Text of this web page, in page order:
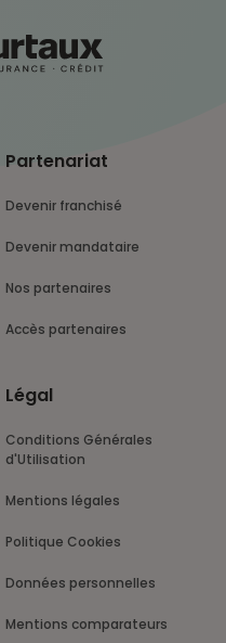
Partenariat
Devenir franchisé
Devenir mandataire
Nos partenaires
Accès partenaires
Légal
Conditions Générales
d'Utilisation
Mentions légales
Politique Cookies
Données personnelles
Mentions comparateurs